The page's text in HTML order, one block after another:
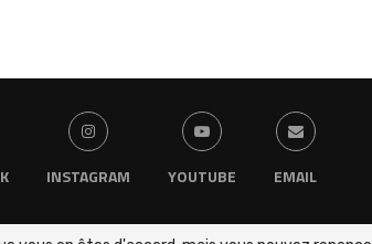
INSTAGRAM YOUTUBE EMAIL